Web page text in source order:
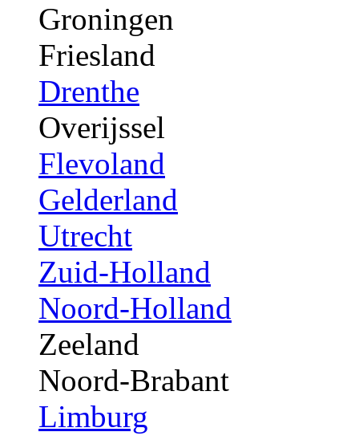
Groningen
Friesland
Drenthe
Overijssel
Flevoland
Gelderland
Utrecht
Zuid-Holland
Noord-Holland
Zeeland
Noord-Brabant
Limburg